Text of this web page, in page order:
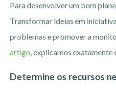
Para desenvolver um bom
Transformar ideias em
problemas e promover a
artigo,explicamos exatamente
Determine os recursos